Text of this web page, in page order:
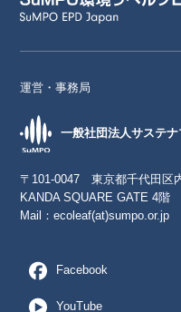
運営・事務局
一般社団法人サステ
〒101-0047 東京都千代田区
KANDA SQUARE GATE 4階
Mail：ecoleaf(at)sumpo.or.jp
Facebook
YouTube